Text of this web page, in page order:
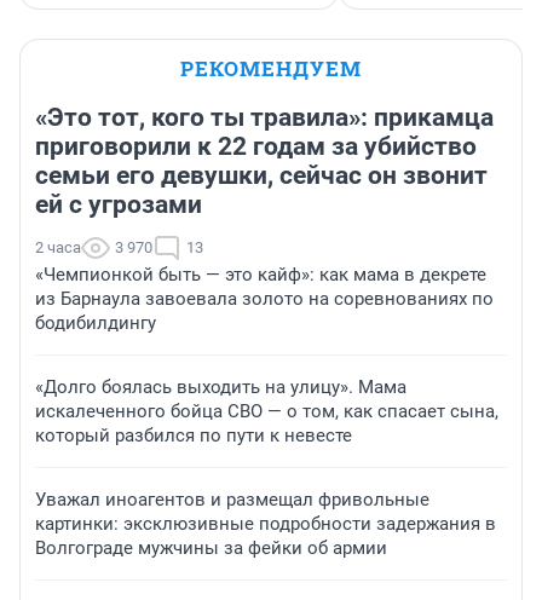
РЕКОМЕНДУЕМ
«Это тот, кого ты травила»: прикамца
приговорили к 22 годам за убийство
семьи его девушки, сейчас он звонит
ей с угрозами
2 часа 3 970 13
«Чемпионкой быть — это кайф»: как мама в декрете
из Барнаула завоевала золото на соревнованиях по
бодибилдингу
«Долго боялась выходить на улицу». Мама
искалеченного бойца СВО — о том, как спасает сына,
который разбился по пути к невесте
Уважал иноагентов и размещал фривольные
картинки: эксклюзивные подробности задержания в
Волгограде мужчины за фейки об армии